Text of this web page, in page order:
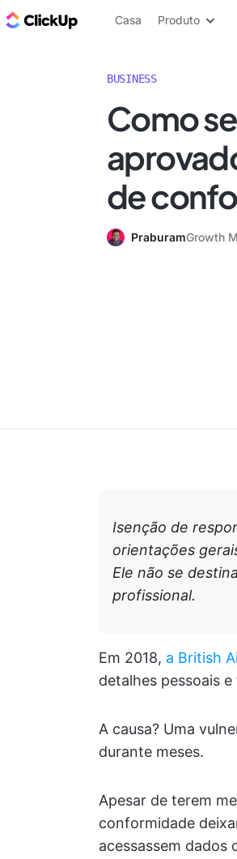
ClickUp Blogue
Casa Produto
BUSINESS
Como
de
PraburamGrowth
Isenção de
orientações
Ele não se
profissional.
Em 2018, a British
detalhes pessoais
A causa? Uma
durante meses.
Apesar de terem
conformidade
acessassem dados